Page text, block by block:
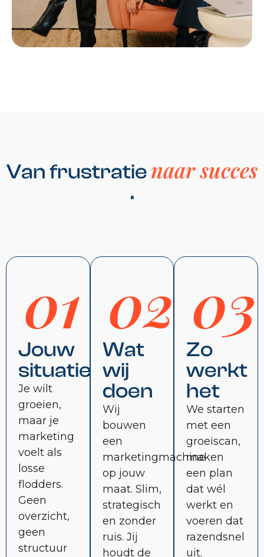
Van frustratie naar succes
.
01
Jouw
situatie
Je wilt
groeien,
maar je
marketing
voelt als
losse
flodders.
Geen
overzicht,
geen
structuur
02
Wat
wij
doen
Wij
bouwen
een
marketingmachine
op jouw
maat. Slim,
strategisch
en zonder
ruis. Jij
houdt de
03
Zo
werkt
het
We starten
met een
groeiscan,
maken
een plan
dat wél
werkt en
voeren dat
razendsnel
uit.